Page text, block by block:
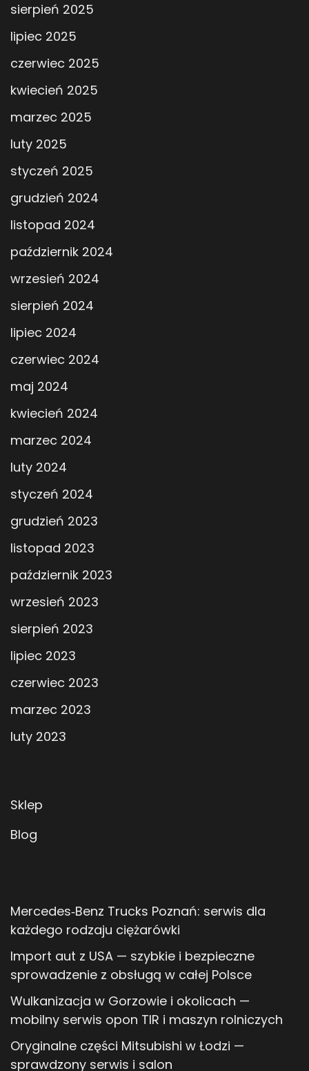
sierpień 2025
lipiec 2025
czerwiec 2025
kwiecień 2025
marzec 2025
luty 2025
styczeń 2025
grudzień 2024
listopad 2024
październik 2024
wrzesień 2024
sierpień 2024
lipiec 2024
czerwiec 2024
maj 2024
kwiecień 2024
marzec 2024
luty 2024
styczeń 2024
grudzień 2023
listopad 2023
październik 2023
wrzesień 2023
sierpień 2023
lipiec 2023
czerwiec 2023
marzec 2023
luty 2023
Sklep
Blog
Mercedes‑Benz Trucks Poznań: serwis dla
każdego rodzaju ciężarówki
Import aut z USA — szybkie i bezpieczne
sprowadzenie z obsługą w całej Polsce
Wulkanizacja w Gorzowie i okolicach —
mobilny serwis opon TIR i maszyn rolniczych
Oryginalne części Mitsubishi w Łodzi —
sprawdzony serwis i salon